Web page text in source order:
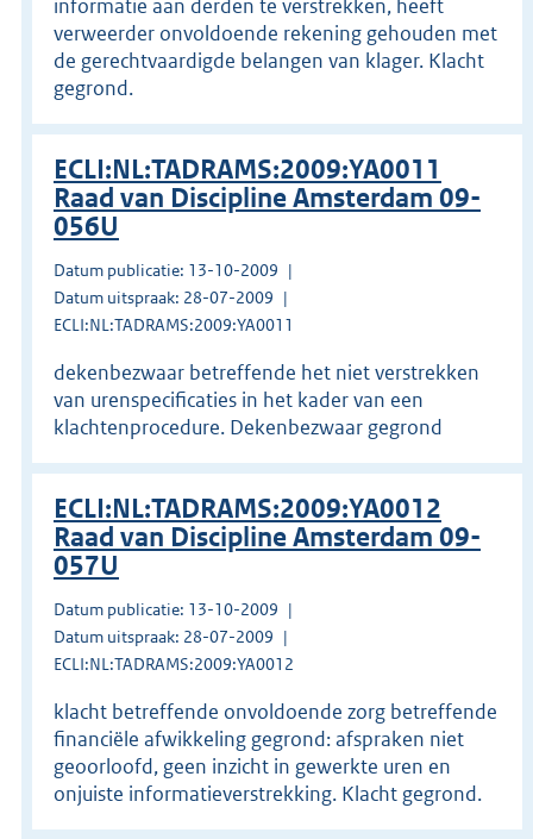
informatie aan derden te verstrekken, heeft
verweerder onvoldoende rekening gehouden met
de gerechtvaardigde belangen van klager. Klacht
gegrond.
ECLI:NL:TADRAMS:2009:YA0011
Raad van Discipline Amsterdam 09-
056U
Datum publicatie: 13-10-2009
Datum uitspraak: 28-07-2009
ECLI:NL:TADRAMS:2009:YA0011
dekenbezwaar betreffende het niet verstrekken
van urenspecificaties in het kader van een
klachtenprocedure. Dekenbezwaar gegrond
ECLI:NL:TADRAMS:2009:YA0012
Raad van Discipline Amsterdam 09-
057U
Datum publicatie: 13-10-2009
Datum uitspraak: 28-07-2009
ECLI:NL:TADRAMS:2009:YA0012
klacht betreffende onvoldoende zorg betreffende
financiële afwikkeling gegrond: afspraken niet
geoorloofd, geen inzicht in gewerkte uren en
onjuiste informatieverstrekking. Klacht gegrond.